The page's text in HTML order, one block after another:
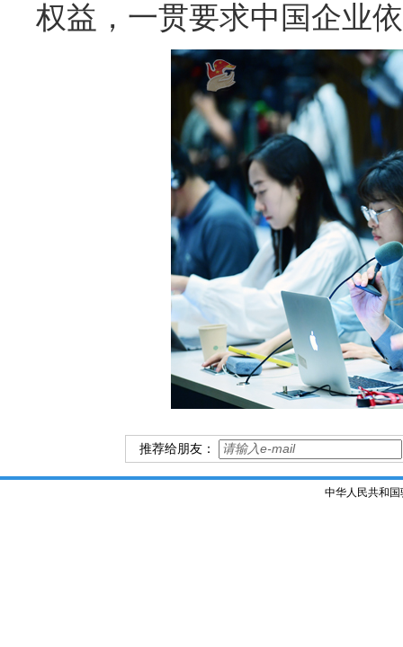
权益，一贯要求中国企业
推荐给朋友：
中华人民共和